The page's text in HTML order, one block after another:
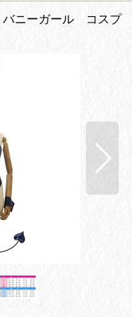
ニーガール コスプ